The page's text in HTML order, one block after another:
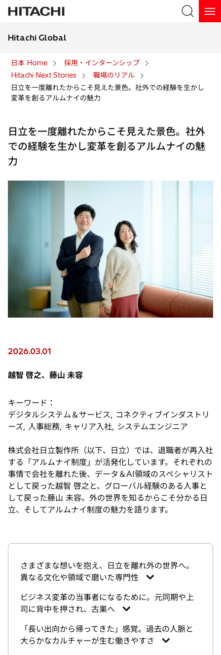
Hitachi Global
日本 Home
採用・インターンシップ
Hitachi Next Stories
職場のリアル
日立を一度離れたからこそ見えた景色。社外での経験を生かし
変革を創るアルムナイの魅力
日立を一度離れたからこそ見えた景色。社外
での経験を生かし変革を創るアルムナイの魅
力
2026.03.01
越智 啓之、藤山 未容
キーワード：
デジタルシステム＆サービス, コネクティブインダストリ
ーズ, 人事総務, キャリア入社, システムエンジニア
株式会社日立製作所（以下、日立）では、退職者が再入社
する「アルムナイ制度」が活発化しています。それぞれの
事情で会社を離れた後、データ＆AI領域のスペシャリスト
として戻った越智 啓之と、グローバル経験のある人事と
して戻った藤山 未容。外の世界を知るからこそ分かる日
立、そしてアルムナイ制度の魅力を語ります。
さまざまな想いを抱え、日立を離れ外の世界へ。
異なる文化や領域で磨いた専門性
ビジネス変革の当事者になるために。元同期や上
司に背中を押され、古巣へ
「長い出向から帰ってきた」感覚。過去の人脈と
大らかなカルチャーが生む働きやすさ